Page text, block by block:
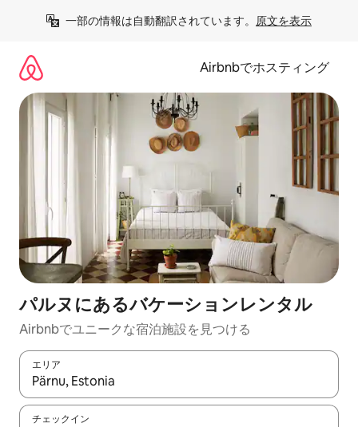
一部の情報は自動翻訳されています。 原文を表示
Airbnbでホスティング
パルヌにあるバケーションレンタル
Airbnbでユニークな宿泊施設を見つける
エリア
検索結果が表示されたら、上下の矢印キーを使って移動するか
チェックイン